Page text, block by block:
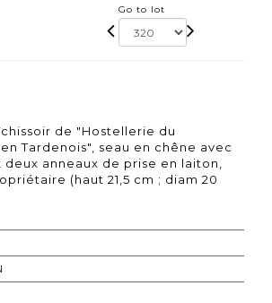
Go to lot
de "Hostellerie du
Tardenois", seau en chêne avec
anneaux de prise en laiton,
(haut 21,5 cm ; diam 20